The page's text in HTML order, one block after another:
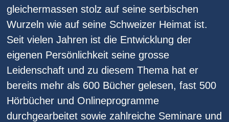
gleichermassen stolz auf seine serbischen
Wurzeln wie auf seine Schweizer Heimat ist.
Seit vielen Jahren ist die Entwicklung der
eigenen Persönlichkeit seine grosse
Leidenschaft und zu diesem Thema hat er
bereits mehr als 600 Bücher gelesen, fast 500
Hörbücher und Onlineprogramme
durchgearbeitet sowie zahlreiche Seminare und